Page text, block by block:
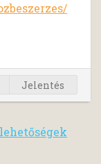
Jelentés